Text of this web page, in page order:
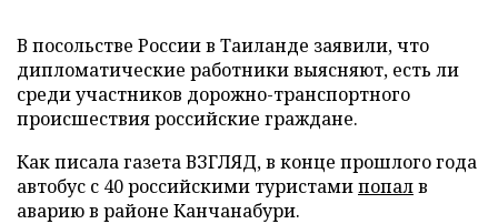
В посольстве России в Таиланде заявили, что
дипломатические работники выясняют, есть ли
среди участников дорожно-транспортного
происшествия российские граждане.
Как писала газета ВЗГЛЯД, в конце прошлого года
автобус с 40 российскими туристамипопалв
аварию в районе Канчанабури.